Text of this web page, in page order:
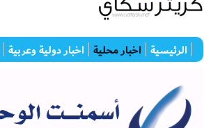
الرئيسية اخبار محلية اخبار دولية وعربية